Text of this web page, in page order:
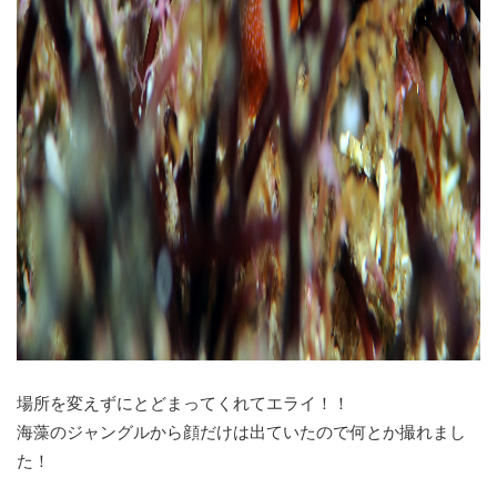
場所を変えずにとどまってくれてエライ！！
海藻のジャングルから顔だけは出ていたので何とか撮れまし
た！